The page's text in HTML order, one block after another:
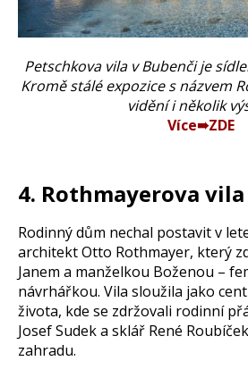
Petschkova vila v Bubenči je
Kromě stálé expozice s názvem
vidění i několik
Více➠ZDE
4. Rothmayerova vila
Rodinný dům nechal postavit v
architekt Otto Rothmayer, který
Janem a manželkou Boženou –
návrhářkou. Vila sloužila jako
života, kde se zdržovali rodinní
Josef Sudek a sklář René
zahradu.